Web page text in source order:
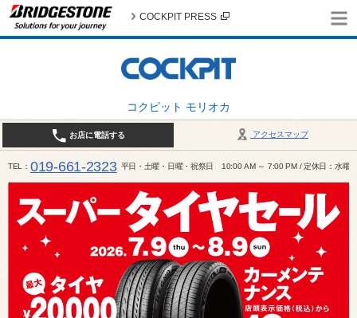
コクピット モリオカ
COCKPIT PRESS
アクセスマップ
お店に電話する
TEL 019-661-2323 平日・土曜・日曜・祝祭日 10:00 AM ～ 7:00 PM / 定休日：水曜